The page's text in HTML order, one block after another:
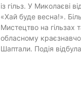
із гільз. У Миколаєві
«Хай буде весна!».
Мистецтво на гільзах
обласному
Шаптали. Подія